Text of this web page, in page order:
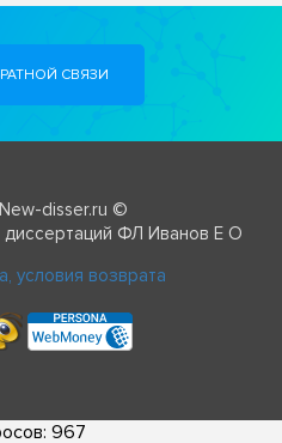
СВЯЗИ
disser.ru ©
диссертаций ФЛ Иванов Е О
условия возврата
967